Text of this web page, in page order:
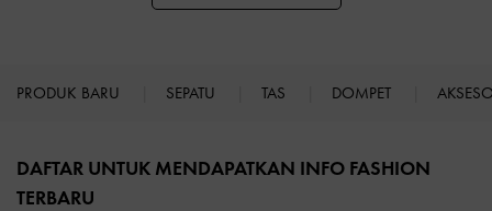
PRODUK BARU SEPATU TAS DOMPET
DAFTAR UNTUK MENDAPATKAN INFO FASHION
TERBARU​